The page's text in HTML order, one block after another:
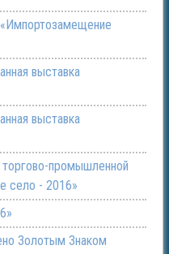
выставка
выставка
промышленной
село - 2016»
Золотым Знаком